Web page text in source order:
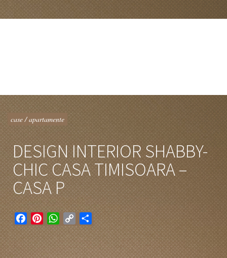
case / apartamente
DESIGN INTERIOR SHABBY-
CHIC CASA TIMISOARA –
CASA P
FacebookPinterestWhatsApp
Copy
Link
Partajează